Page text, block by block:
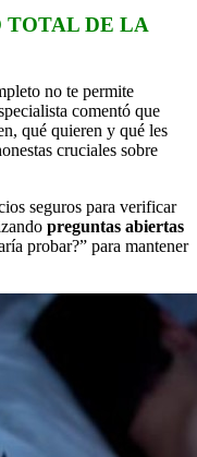
TOTAL DE LA
no te permite
comentó que
qué quieren y qué les
cruciales sobre
seguros para verificar
preguntas abiertas
probar?” para mantener